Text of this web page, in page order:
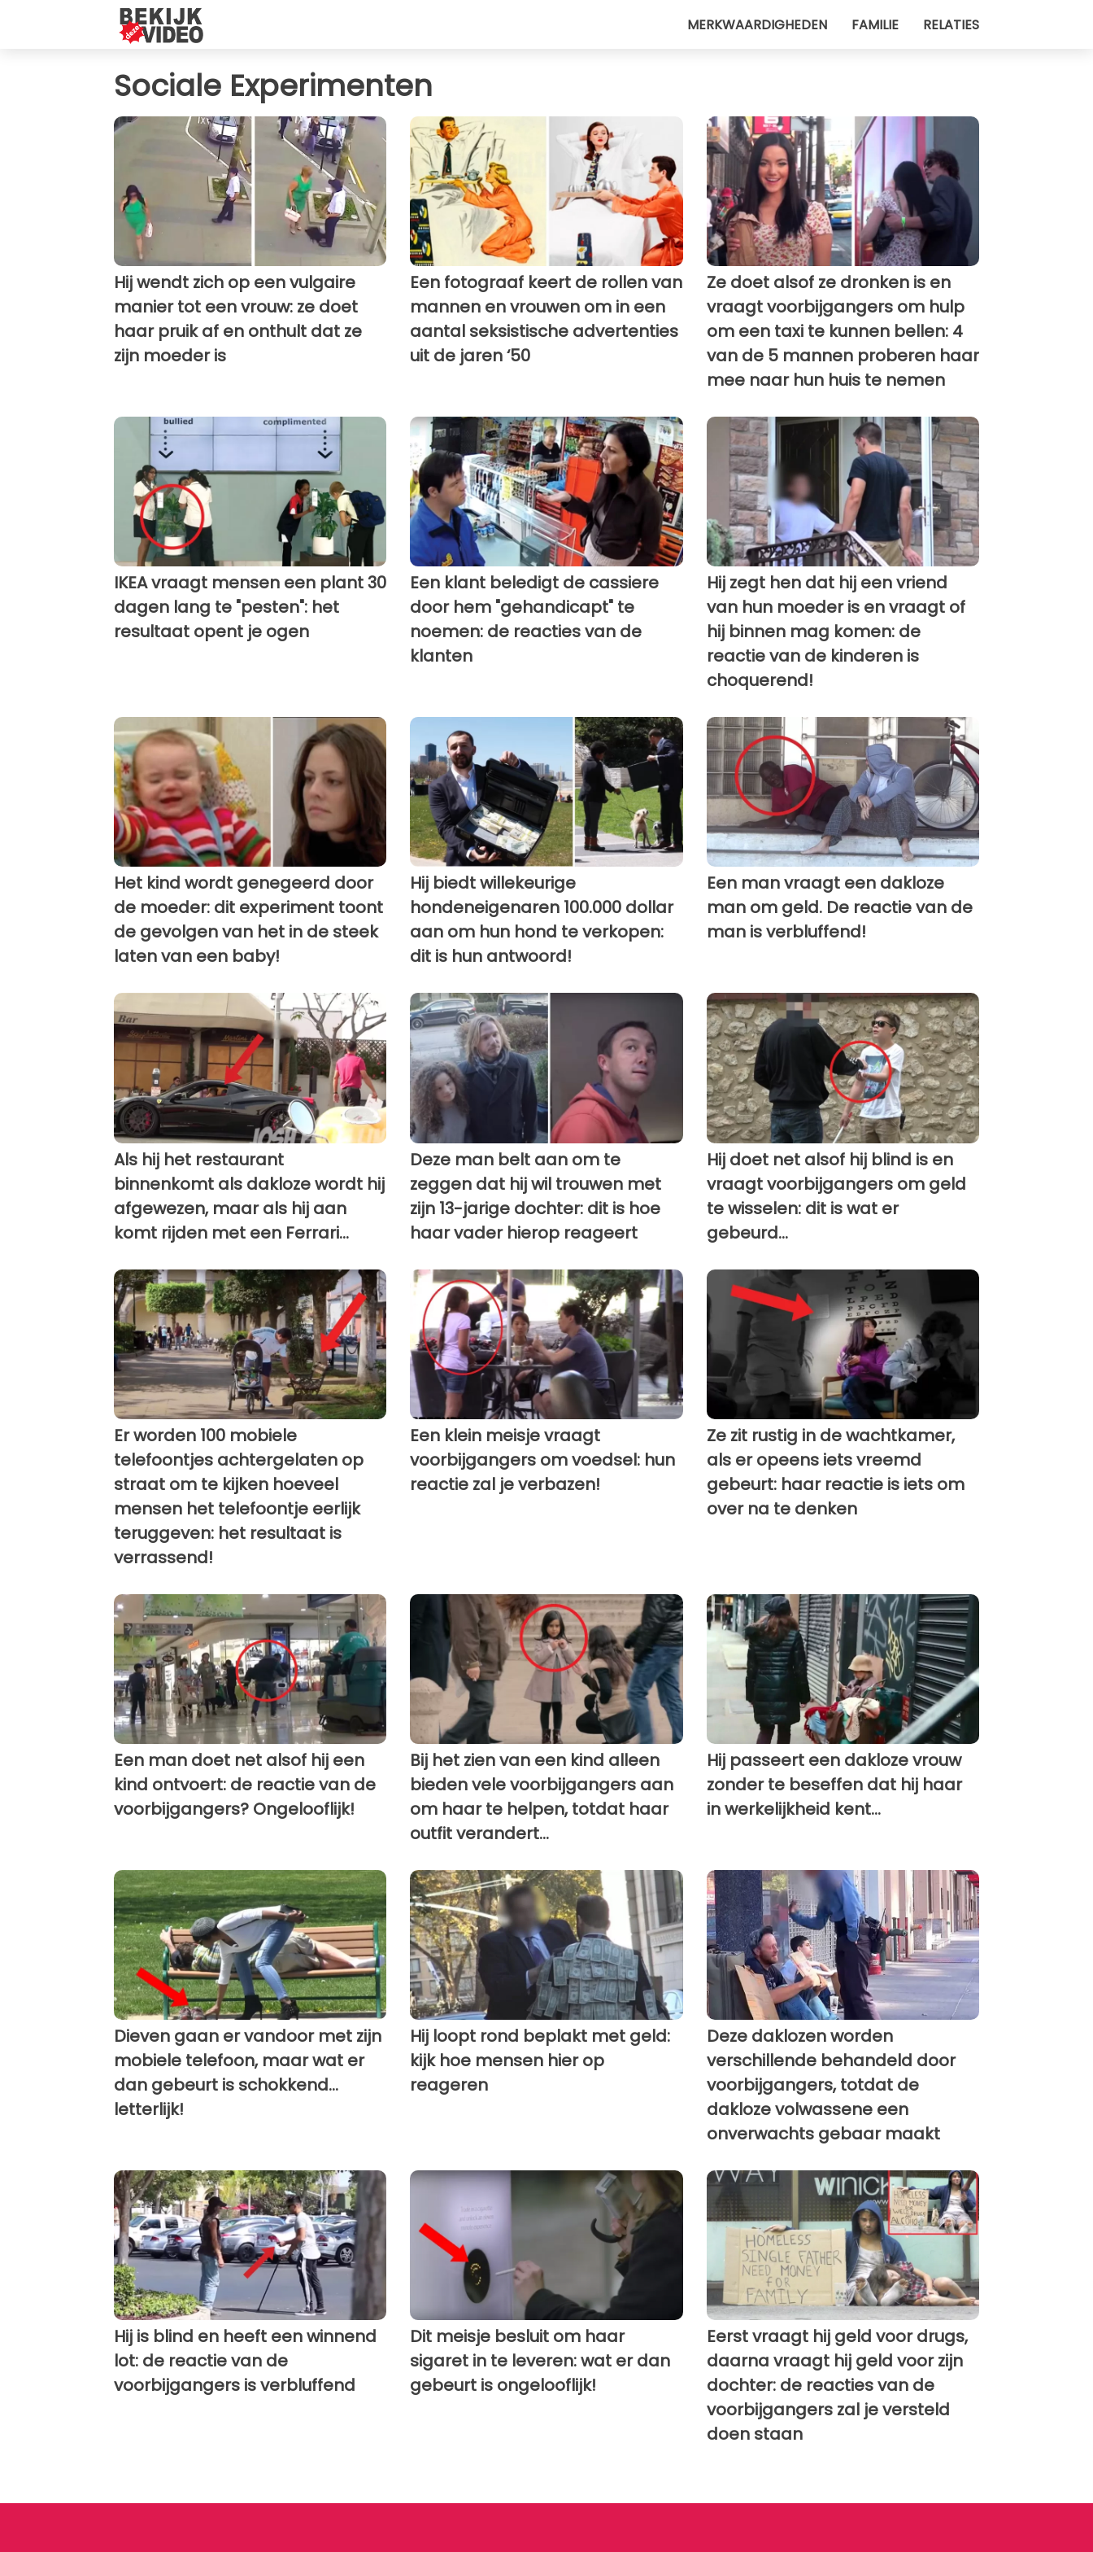
MERKWAARDIGHEDEN FAMILIE RELATIES
Sociale Experimenten
Hij wendt zich op een vulgaire
manier tot een vrouw: ze doet
haar pruik af en onthult dat ze
zijn moeder is
Een fotograaf keert de rollen van
mannen en vrouwen om in een
aantal seksistische advertenties
uit de jaren ‘50
Ze doet alsof ze dronken is en
vraagt ​​voorbijgangers om hulp
om een ​​taxi te kunnen bellen: 4
van de 5 mannen proberen haar
mee naar hun huis te nemen
IKEA vraagt mensen een plant 30
dagen lang te "pesten": het
resultaat opent je ogen
Een klant beledigt de cassiere
door hem "gehandicapt" te
noemen: de reacties van de
klanten
Hij zegt hen dat hij een vriend
van hun moeder is en vraagt of
hij binnen mag komen: de
reactie van de kinderen is
choquerend!
Het kind wordt genegeerd door
de moeder: dit experiment toont
de gevolgen van het in de steek
laten van een baby!
Hij biedt willekeurige
hondeneigenaren 100.000 dollar
aan om hun hond te verkopen:
dit is hun antwoord!
Een man vraagt een dakloze
man om geld. De reactie van de
man is verbluffend!
Als hij het restaurant
binnenkomt als dakloze wordt hij
afgewezen, maar als hij aan
komt rijden met een Ferrari...
Deze man belt aan om te
zeggen dat hij wil trouwen met
zijn 13-jarige dochter: dit is hoe
haar vader hierop reageert
Hij doet net alsof hij blind is en
vraagt voorbijgangers om geld
te wisselen: dit is wat er
gebeurd...
Er worden 100 mobiele
telefoontjes achtergelaten op
straat om te kijken hoeveel
mensen het telefoontje eerlijk
teruggeven: het resultaat is
verrassend!
Een klein meisje vraagt
voorbijgangers om voedsel: hun
reactie zal je verbazen!
Ze zit rustig in de wachtkamer,
als er opeens iets vreemd
gebeurt: haar reactie is iets om
over na te denken
Een man doet net alsof hij een
kind ontvoert: de reactie van de
voorbijgangers? Ongelooflijk!
Bij het zien van een kind alleen
bieden vele voorbijgangers aan
om haar te helpen, totdat haar
outfit verandert...
Hij passeert een dakloze vrouw
zonder te beseffen dat hij haar
in werkelijkheid kent...
Dieven gaan er vandoor met zijn
mobiele telefoon, maar wat er
dan gebeurt is schokkend...
letterlijk!
Hij loopt rond beplakt met geld:
kijk hoe mensen hier op
reageren
Deze daklozen worden
verschillende behandeld door
voorbijgangers, totdat de
dakloze volwassene een
onverwachts gebaar maakt
Hij is blind en heeft een winnend
lot: de reactie van de
voorbijgangers is verbluffend
Dit meisje besluit om haar
sigaret in te leveren: wat er dan
gebeurt is ongelooflijk!
Eerst vraagt hij geld voor drugs,
daarna vraagt hij geld voor zijn
dochter: de reacties van de
voorbijgangers zal je versteld
doen staan